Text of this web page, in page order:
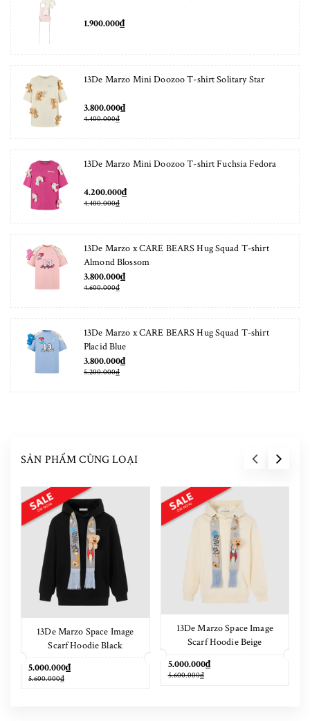
1.900.000₫
13De Marzo Mini Doozoo T-shirt Solitary Star
3.800.000₫
4.400.000₫
13De Marzo Mini Doozoo T-shirt Fuchsia Fedora
4.200.000₫
4.400.000₫
13De Marzo x CARE BEARS Hug Squad T-shirt
Almond Blossom
3.800.000₫
4.600.000₫
13De Marzo x CARE BEARS Hug Squad T-shirt
Placid Blue
3.800.000₫
5.200.000₫
SẢN PHẨM CÙNG LOẠI
13De Marzo Space Image
Scarf Hoodie Black
5.000.000₫
5.600.000₫
13De Marzo Space Image
Scarf Hoodie Beige
5.000.000₫
5.600.000₫